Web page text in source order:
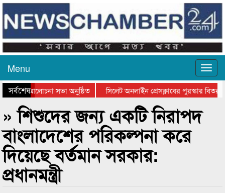
Menu
সর্বশেষআলোচনা সভা অনুষ্ঠিত
সিলেট অনলাইন প্রেসক্লাবের পুরস্কার বিতরণ
সভা ও সম্মাননা প্রদান
কানাইঘাটের কিশোর আহাদের খুনি সায়েমের
» শিশুদের জন্য একটি নিরাপদ
বাংলাদেশের পরিকল্পনা করে
দিয়েছে বর্তমান সরকার:
প্রধানমন্ত্রী